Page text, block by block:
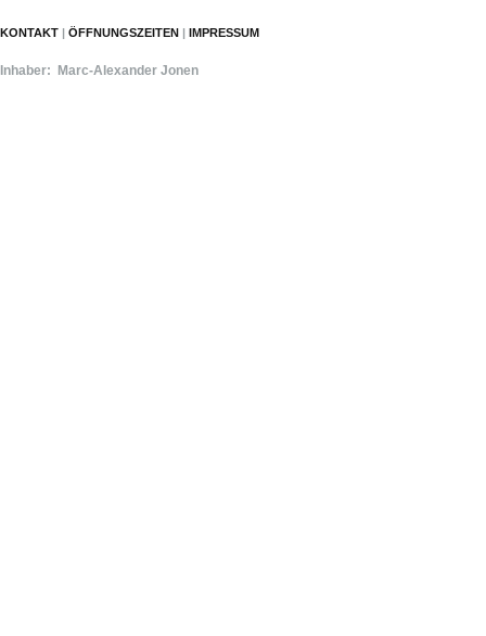
KONTAKT | ÖFFNUNGSZEITEN | IMPRESSUM
Inhaber: Marc-Alexander Jonen